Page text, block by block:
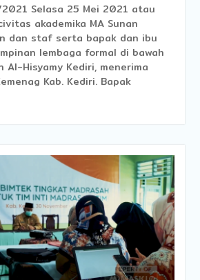
Selasa 25 Mei 2021 atau
akademika MA Sunan
dan staf serta bapak dan ibu
lembaga formal di bawah
Al-Hisyamy Kediri, menerima
Kab. Kediri. Bapak